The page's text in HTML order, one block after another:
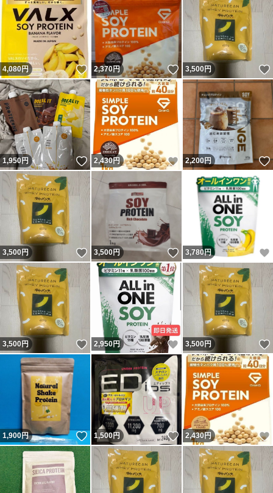
4,080円 いいね！
2,370円 いいね！
3,500円
1,950円 いいね！
2,430円 いいね！
2,200円
3,500円 いいね！
3,500円 いいね！
3,780円
3,500円 いいね！
2,950円 いいね！
3,500円
1,900円 いいね！
1,500円 いいね！
2,430円